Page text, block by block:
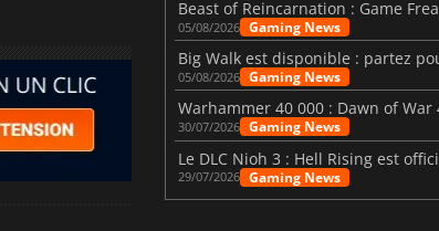
05/08/2026 Gaming News
05/08/2026 Gaming News
30/07/2026 Gaming News
29/07/2026 Gaming News